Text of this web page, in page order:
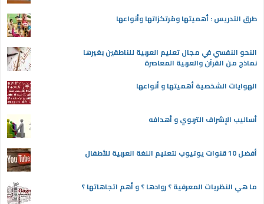
طرق التدريس : أهميتها ومُرتكزاتها وأنواعها
النحو النفسي في مجال تعليم العربية للناطقين بغيرها
نماذج من القرآن والعربية المعاصرة
الهوايات الشخصية أهميتها و أنواعها
أساليب الإشراف التربوي و أهدافه
أفضل 10 قنوات يوتيوب لتعليم اللغة العربية للأطفال
ما هي النظريات المعرفية ؟ روادها ؟ و أهم اتجاهاتها ؟